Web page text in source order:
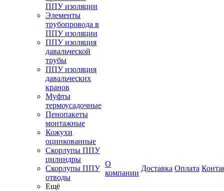
ППУ изоляции
Элементы
трубопровода в
ППУ изоляции
ППУ изоляция
давальческой
трубы
ППУ изоляция
давальческих
кранов
Муфты
термоусадочные
Пенопакеты
монтажные
Кожухи
оцинкованные
Скорлупы ППУ
цилиндры
Скорлупы ППУ
отводы
Ещё
О
компании
Доставка Оплата